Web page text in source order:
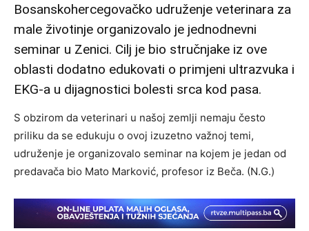
Bosanskohercegovačko udruženje veterinara za
male životinje organizovalo je jednodnevni
seminar u Zenici. Cilj je bio stručnjake iz ove
oblasti dodatno edukovati o primjeni ultrazvuka i
EKG-a u dijagnostici bolesti srca kod pasa.
S obzirom da veterinari u našoj zemlji nemaju često
priliku da se edukuju o ovoj izuzetno važnoj temi,
udruženje je organizovalo seminar na kojem je jedan od
predavača bio Mato Marković, profesor iz Beča. (N.G.)